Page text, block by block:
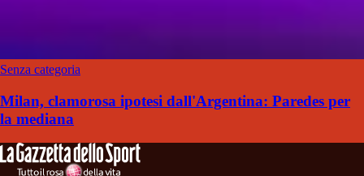
Senza categoria
Milan, clamorosa ipotesi dall'Argentina: Paredes per
la mediana